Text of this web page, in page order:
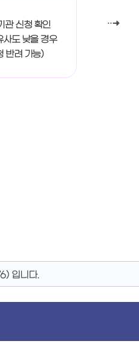
관 신청 확인
사도 낮을 경우
반려 가능)
) 입니다.